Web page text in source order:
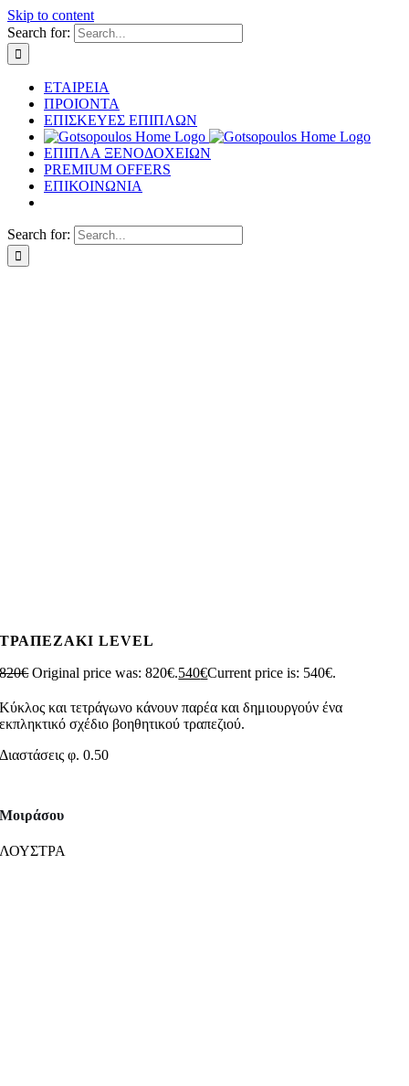
Skip to content
Search for:
ΕΤΑΙΡΕΙΑ
ΠΡΟΙΟΝΤΑ
ΕΠΙΣΚΕΥΕΣ ΕΠΙΠΛΩΝ
ΕΠΙΠΛΑ ΞΕΝΟΔΟΧΕΙΩΝ
PREMIUM OFFERS
ΕΠΙΚΟΙΝΩΝΙΑ
Search for:
ΤΡΑΠΕΖΑΚΙ LEVEL
820€ Original price was: 820€.540€Current price is: 540€.
Κύκλος και τετράγωνο κάνουν παρέα και δημιουργούν ένα
εκπληκτικό σχέδιο βοηθητικού τραπεζιού.
Διαστάσεις φ. 0.50
Μοιράσου
ΛΟΥΣΤΡΑ